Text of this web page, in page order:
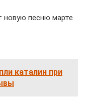
новую песню марте
каталин при